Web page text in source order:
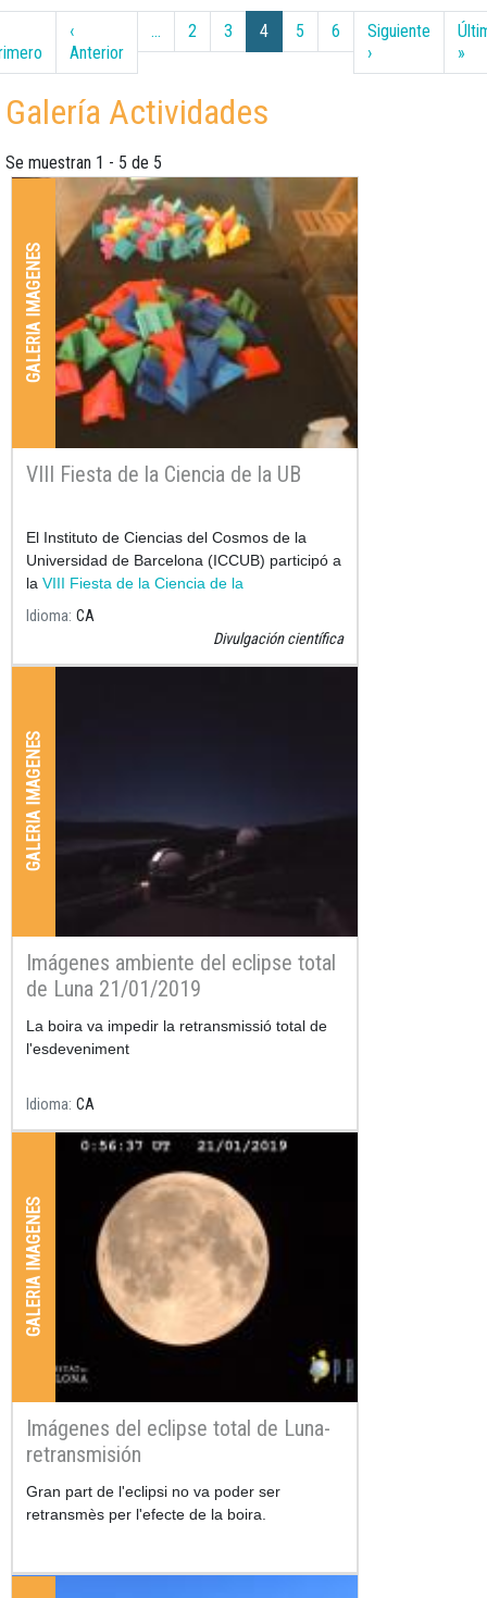
Paginación
Primera página
‹
AnteriorPágina anterior
… 2 3 4 5 6
Siguiente
›Siguiente página
»
Galería Actividades
Se muestran 1 - 5 de 5
GALERIA IMAGENES
VIII Fiesta de la Ciencia de la UB
El Instituto de Ciencias del Cosmos de la
Universidad de Barcelona (ICCUB) participó a
la VIII Fiesta de la Ciencia de la
Idioma CA
Divulgación científica
GALERIA IMAGENES
Imágenes ambiente del eclipse total
de Luna 21/01/2019
La boira va impedir la retransmissió total de
l'esdeveniment
Idioma CA
GALERIA IMAGENES
Imágenes del eclipse total de Luna-
retransmisión
Gran part de l'eclipsi no va poder ser
retransmès per l'efecte de la boira.